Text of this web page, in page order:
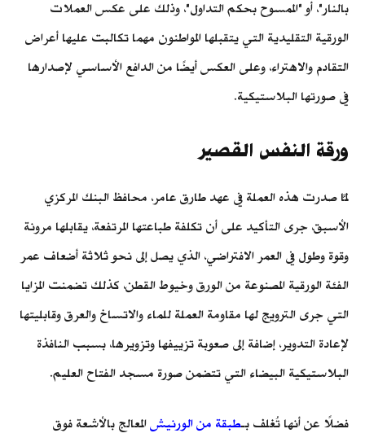
بالنار"، أو "الممسوح بحكم التداول"، وذلك على عكس العملات
الورقية التقليدية التي يتقبلها المواطنون مهما تكالبت عليها أعراض
التقادم والاهتراء، وعلى العكس أيضًا من الدافع الأساسي لإصدارها
في صورتها البلاستيكية.
ورقة النفس القصير
لمَّا صدرت هذه العملة في عهد طارق عامر، محافظ البنك المركزي
الأسبق، جرى التأكيد على أن تكلفة طباعتها المرتفعة، يقابلها مرونة
وقوة وطول في العمر الافتراضي، الذي يصل إلى نحو ثلاثة أضعاف عمر
الفئة الورقية المصنوعة من الورق وخيوط القطن، كذلك تضمنت المزايا
التي جرى الترويج لها مقاومة العملة للماء والاتساخ والعرق وقابليتها
لإعادة التدوير، إضافة إلى صعوبة تزييفها وتزويرها، بسبب النافذة
البلاستيكية البيضاء التي تتضمن صورة مسجد الفتاح العليم.
فضلًا عن أنها تُغلف بـطبقة من الورنيش المعالج بالأشعة فوق